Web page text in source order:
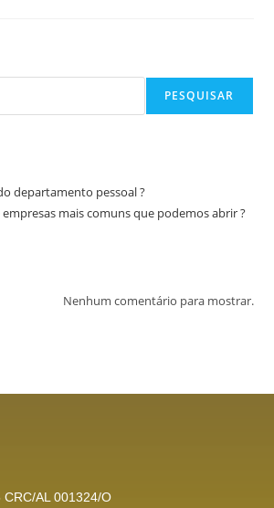
PESQUISAR
departamento pessoal ?
mais comuns que podemos abrir ?
Nenhum comentário para mostrar.
AL 001324/O